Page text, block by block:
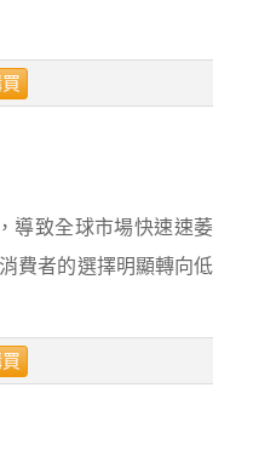
導致全球市場快速速萎
費者的選擇明顯轉向低